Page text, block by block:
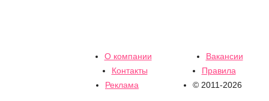
О компании
Вакансии
Контакты
Правила
Реклама
© 2011-2026